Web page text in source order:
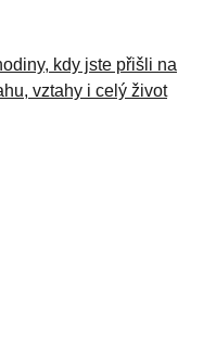
kdy jste přišli na
vztahy i celý život